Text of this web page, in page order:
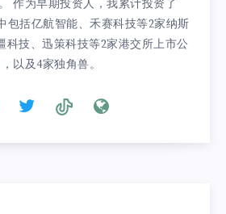
作为早期投资人，我累计投资了
包括亿航智能、禾赛科技等2家纳斯
科技、迅策科技等2家港交所上市公
以及4家独角兽。